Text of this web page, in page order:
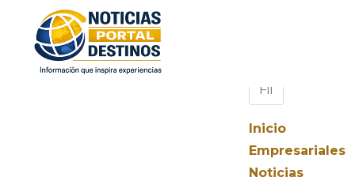
Inicio
Empresariales
Noticias